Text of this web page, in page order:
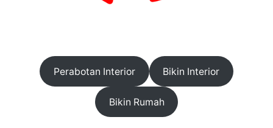
Perabotan Interior Bikin Interior
Bikin Rumah